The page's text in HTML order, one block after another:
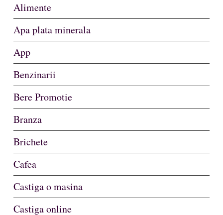
Alimente
Apa plata minerala
App
Benzinarii
Bere Promotie
Branza
Brichete
Cafea
Castiga o masina
Castiga online